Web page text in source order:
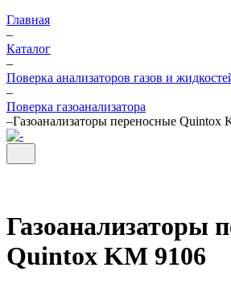
Главная
–
Каталог
–
Поверка анализаторов газов и
–
Поверка газоанализатора
–Газоанализаторы переносные Quintox
Газоанализаторы
Quintox KM 9106